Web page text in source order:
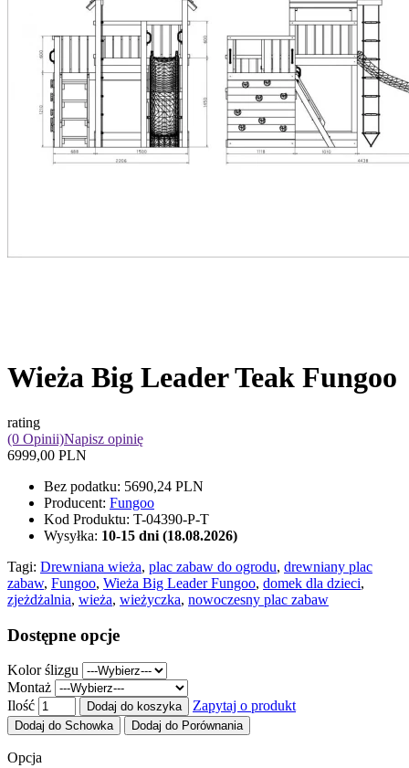
Wieża Big Leader Teak Fungoo
rating
(0 Opinii)Napisz opinię
6999,00 PLN
Bez podatku: 5690,24 PLN
Producent: Fungoo
Kod Produktu: T-04390-P-T
Wysyłka: 10-15 dni (18.08.2026)
Tagi: Drewniana wieża, plac zabaw do ogrodu, drewniany plac
zabaw, Fungoo, Wieża Big Leader Fungoo, domek dla dzieci,
zjeżdżalnia, wieża, wieżyczka, nowoczesny plac zabaw
Dostępne opcje
Kolor ślizgu
Montaż
Ilość
Dodaj do koszyka Zapytaj o produkt
Dodaj do Schowka Dodaj do Porównania
Opcja